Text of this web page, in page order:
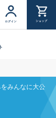
ログイン ショップ
みんなに大公